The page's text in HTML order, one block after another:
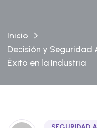
Inicio
Decisión y Seguridad
Éxito en la Industria